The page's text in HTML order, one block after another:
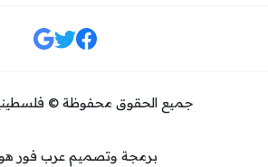
مواقع
جميع الحقوق محفوظة © فلسطينيو48
برمجة وتصميم عرب فور